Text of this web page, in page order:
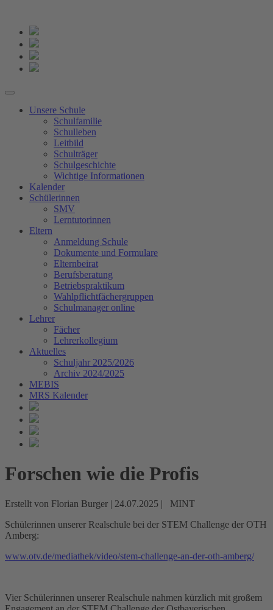
Unsere Schule
Schulfamilie
Schulleben
Leitbild
Schulträger
Schulgeschichte
Wichtige Informationen
Kalender
Schülerinnen
SMV
Lerntutorinnen
Eltern
Anmeldung Schule
Dokumente und Formulare
Elternbeirat
Berufsberatung
Betriebspraktikum
Wahlpflichtfächergruppen
Schulmanager online
Lehrer
Fächer
Lehrerkollegium
Aktuelles
Schuljahr 2025/2026
Archiv 2024/2025
MEBIS
MRS Kalender
Forschen wie die Profis
Erstellt von Florian Burger | 24.07.2025 |
MINT
Schülerinnen unserer Realschule bei der STEM Challenge der OTH
Amberg:
www.otv.de/mediathek/video/stem-challenge-an-der-oth-amberg/
Vier Schülerinnen unserer Realschule nahmen kürzlich mit großem